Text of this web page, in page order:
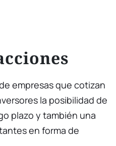
empresas que cotizan
la posibilidad de
plazo y también una
en forma de